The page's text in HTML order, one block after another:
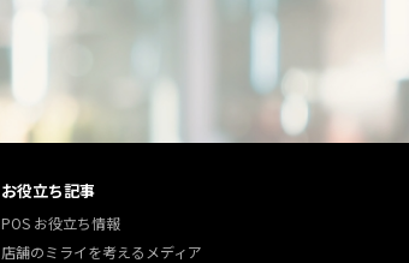
お役立ち記事
POS お役立ち情報
店舗のミライを考えるメディア